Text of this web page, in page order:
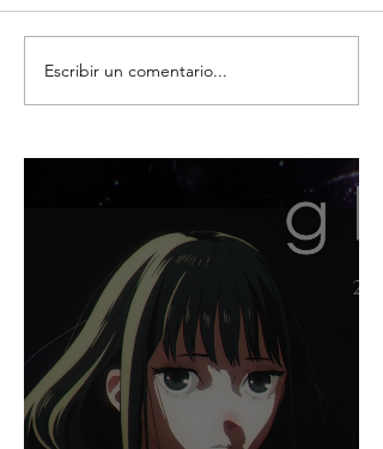
FALLECE AKIKO HAYASHI,
LA ILUSTRADORA QUE
DELIVERY SERVICE
Escribir un comentario...